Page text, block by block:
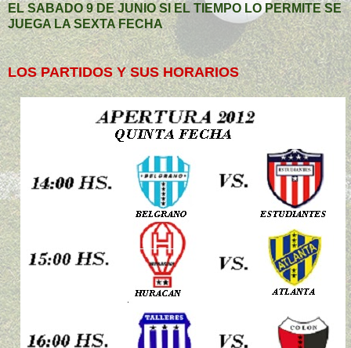
EL SABADO 9 DE JUNIO SI EL TIEMPO LO PERMITE SE
JUEGA LA SEXTA FECHA
LOS PARTIDOS Y SUS HORARIOS